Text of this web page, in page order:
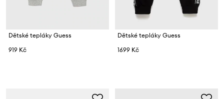
Dětské tepláky Guess
919 Kč
Dětské tepláky Guess
1699 Kč